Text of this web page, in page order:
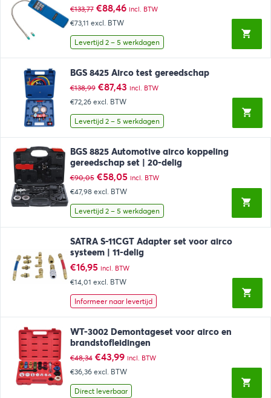
€133,77 Oorspronkelijke
prijs
was:
€133,77.
€88,46Huidige
€88,46.
incl. BTW
€73,11 excl. BTW
Levertijd 2 – 5 werkdagen
BGS 8425 Airco test gereedschap
€138,99 Oorspronkelijke
prijs
was:
€138,99.
€87,43Huidige
prijs
€87,43.
incl. BTW
€72,26 excl. BTW
Levertijd 2 – 5 werkdagen
BGS 8825 Automotive airco koppeling
gereedschap set | 20-delig
€90,05 Oorspronkelijke
prijs
was:
€90,05.
€58,05Huidige
prijs
€58,05.
incl. BTW
€47,98 excl. BTW
Levertijd 2 – 5 werkdagen
SATRA S-11CGT Adapter set voor airco
systeem | 11-delig
€16,95 incl. BTW
€14,01 excl. BTW
Informeer naar levertijd
WT-3002 Demontageset voor airco en
brandstofleidingen
€48,34 Oorspronkelijke
prijs
was:
€48,34.
€43,99Huidige
prijs
is:
€43,99.
incl. BTW
€36,36 excl. BTW
Direct leverbaar